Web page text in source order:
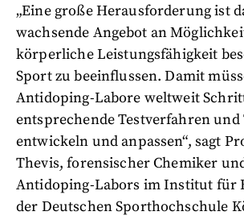
„Eine große Herausforderung ist
wachsende Angebot an
körperliche Leistungsfähigkeit
Sport zu beeinflussen. Damit
Antidoping-Labore weltweit
entsprechende Testverfahren und
entwickeln und anpassen“, sagt
Thevis, forensischer Chemiker
Antidoping-Labors im Institut für
der Deutschen Sporthochschule